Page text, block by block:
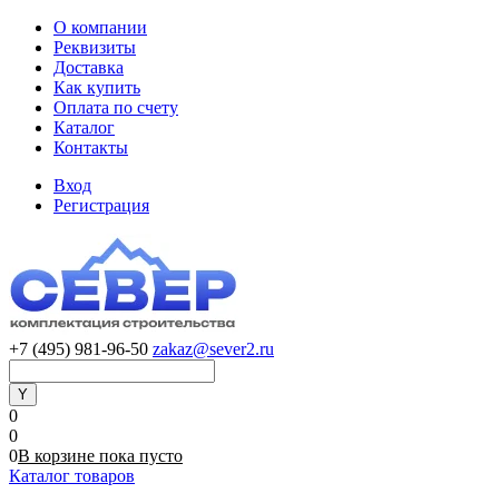
О компании
Реквизиты
Доставка
Как купить
Оплата по счету
Каталог
Контакты
Вход
Регистрация
+7 (495) 981-96-50 zakaz@sever2.ru
0
0
0В корзине пока пусто
Каталог товаров